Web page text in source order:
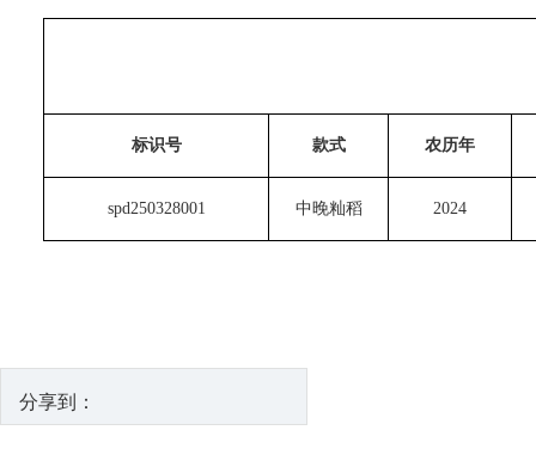
标识号 款式 农历年
spd250328001 中晚籼稻 2024
分享到：